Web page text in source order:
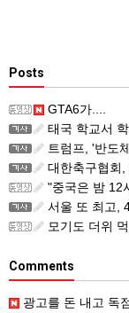
Posts
GTA6가....
태국 학교서
트럼프, '반도체·태
대한축구협회,
"중국은 밤 12
서울 또 최고,
모기도 더위
Comments
광고를 돈 내고 독점으로 해주겠